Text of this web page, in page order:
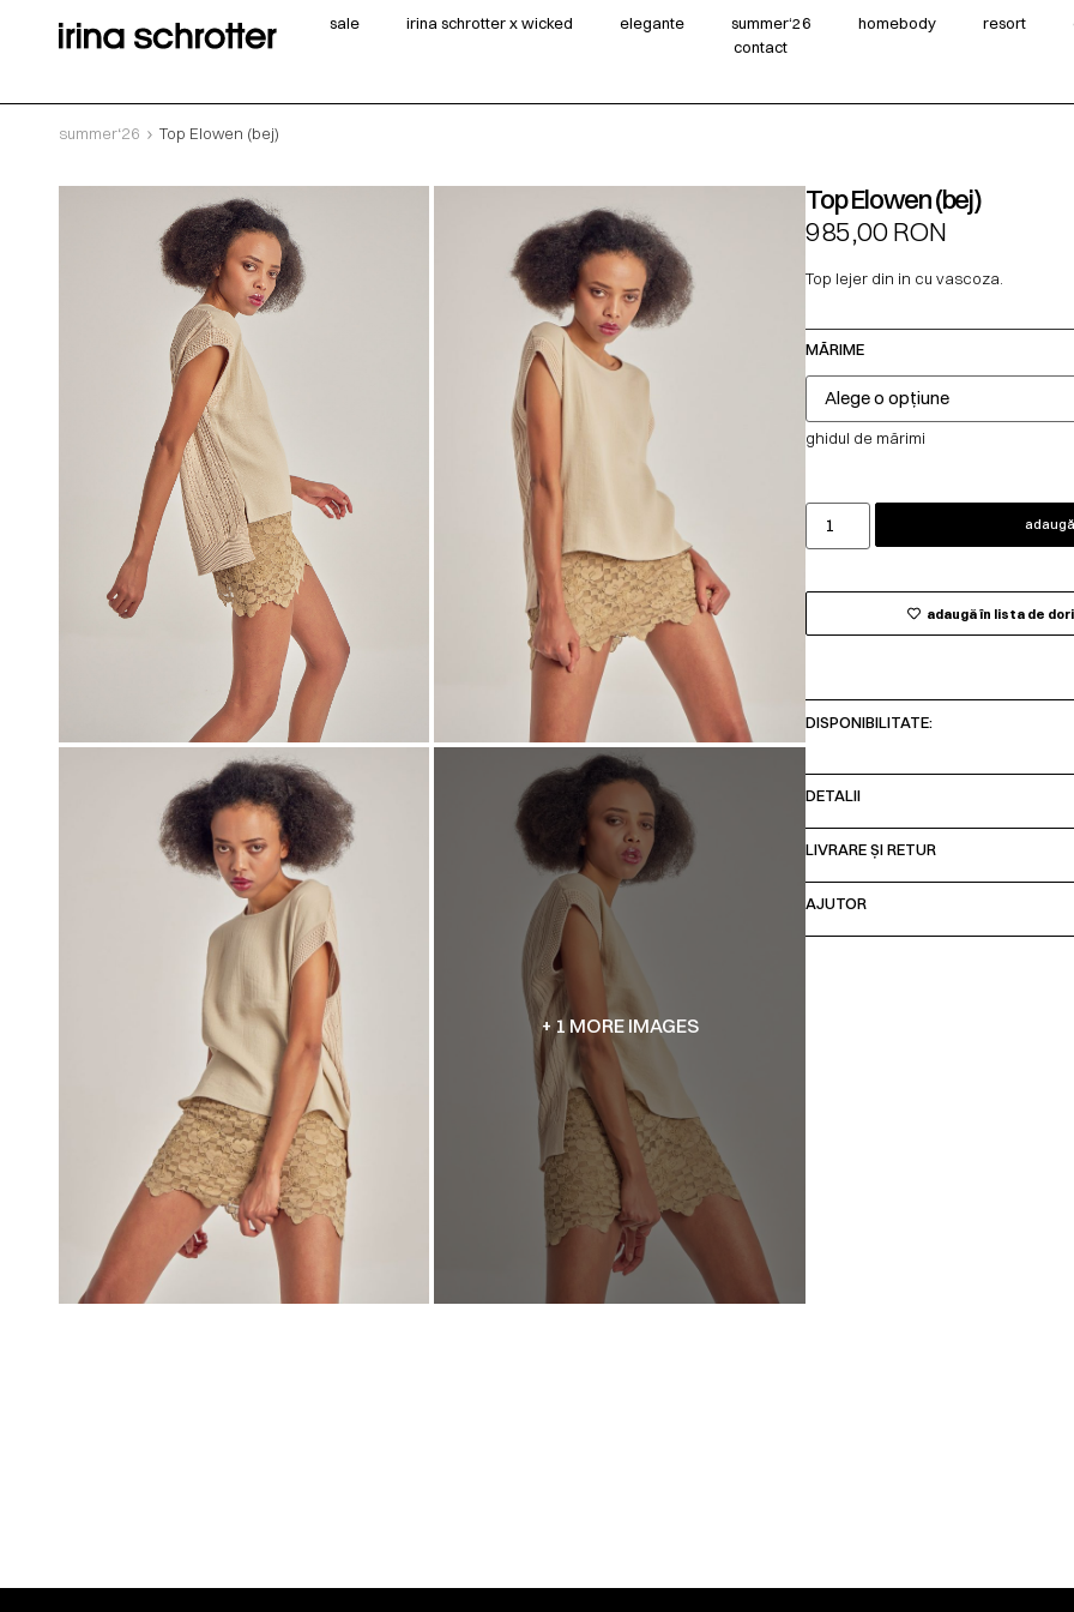
sale irina schrotter x wicked elegante summer‘26 homebody resort
contact
summer‘26 Top Elowen (bej)
+ 1 MORE IMAGES
Top Elowen (bej)
985,00RON
Top lejer din in cu vascoza.
MĂRIME
ghidul de mărimi
adaugă în lista de
DISPONIBILITATE:
DETALII
LIVRARE ȘI RETUR
AJUTOR